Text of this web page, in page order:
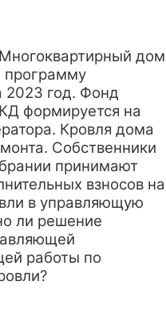
дом
программу
2023 год. Фонд
формируется на
Кровля дома
Собственники
принимают
взносов на
в управляющую
ли решение
работы по